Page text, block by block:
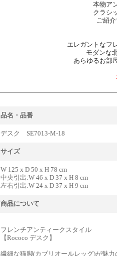
本物ア
クラシ
ご紹
エレガントなフ
モダンな
あらゆるお部
品名・品番
デスク SE7013-M-18
サイズ
W 125 x D 50 x H 78 cm
中央引出:W 46 x D 37 x H 8 cm
左右引出:W 24 x D 37 x H 9 cm
商品について
フレンチアンティークスタイル
【Rococo デスク】
繊細な猫脚(カブリオールレッグ)が魅力